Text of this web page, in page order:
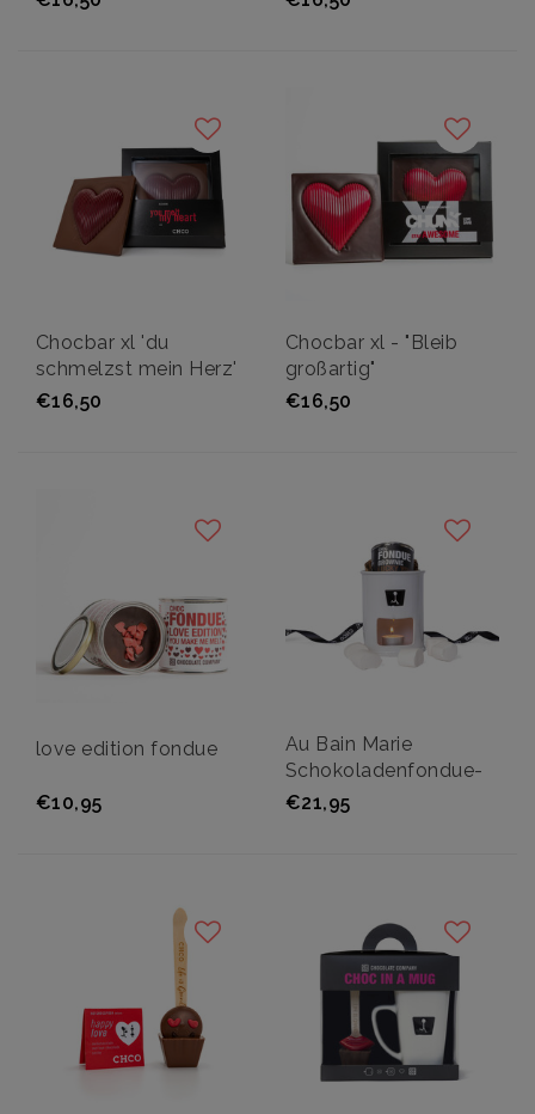
Chocbar xl 'du
schmelzst mein Herz'
€16,50
Chocbar xl - "Bleib
großartig"
€16,50
love edition fondue
€10,95
Au Bain Marie
Schokoladenfondue-
Set
€21,95